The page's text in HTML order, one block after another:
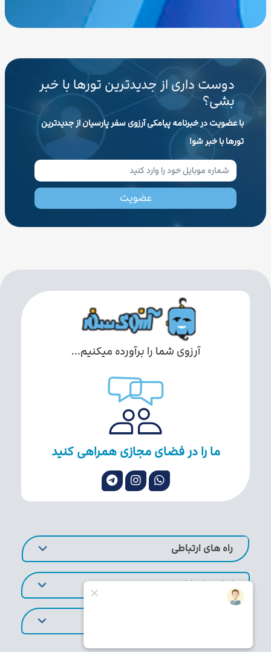
دوست داری از جدیدترین تورها با خبر
بشی؟
با عضویت در خبرنامه پیامکی آرزوی سفر پارسیان از جدیدترین
تورها با خبر شو!
عضویت
آرزوی شما را برآورده میکنیم...
ما را در فضای مجازی همراهی کنید
راه های ارتباطی
لینک های کاربردی